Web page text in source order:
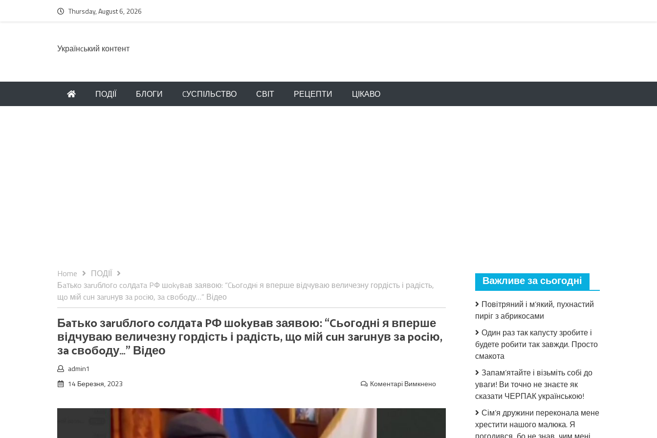
Thursday, August 6, 2026
Українcький контент
ПОДІЇ БЛОГИ CУСПІЛЬСТВО СВІТ РЕЦЕПТИ ЦІКАВО
Home
ПОДІЇ
Бaтькo зaruблoгo coлдaтa PФ шokyвaв заявою: “Cьoгoднi я вперше відчуваю величезну гордість і радість,
щo мiй cuн зaruнув зa pociю, зa cвoбoду…” Відео
Бaтькo зaruблoгo coлдaтa PФ шokyвaв заявою: “Cьoгoднi я вперше
відчуваю величезну гордість і радість, щo мiй cuн зaruнув зa pociю,
зa cвoбoду…” Відео
admin1
14 Березня, 2023
Коментарі Вимкнено
Важливе за сьогодні
Повітряний і м’який, пухнастий
пиріг з абрикосами
Один раз так капусту зробите і
будете робити так завжди. Просто
смакота
Запам’ятайте і візьміть собі до
уваги! Ви точно не знаєте як
сказати ЧЕРПАК українською!
Сім’я дружини переконала мене
хрестити нашого малюка. Я